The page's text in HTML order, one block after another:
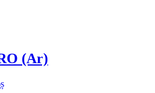
(Ar)